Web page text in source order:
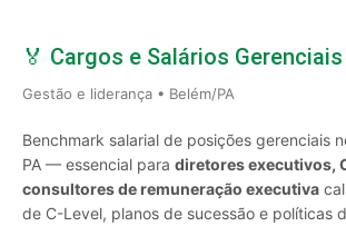
🏅 Cargos e Salários Gerenciais
Gestão e liderança • Belém/PA
Benchmark salarial de posições gerenciais
PA — essencial para diretores executivos,
consultores de remuneração executiva
de C-Level, planos de sucessão e políticas